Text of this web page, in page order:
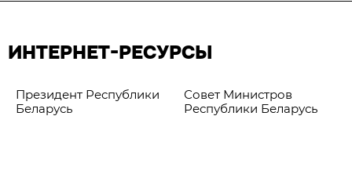
ИНТЕРНЕТ-РЕСУРСЫ
Президент Республики
Беларусь
Совет Министров
Республики Беларусь